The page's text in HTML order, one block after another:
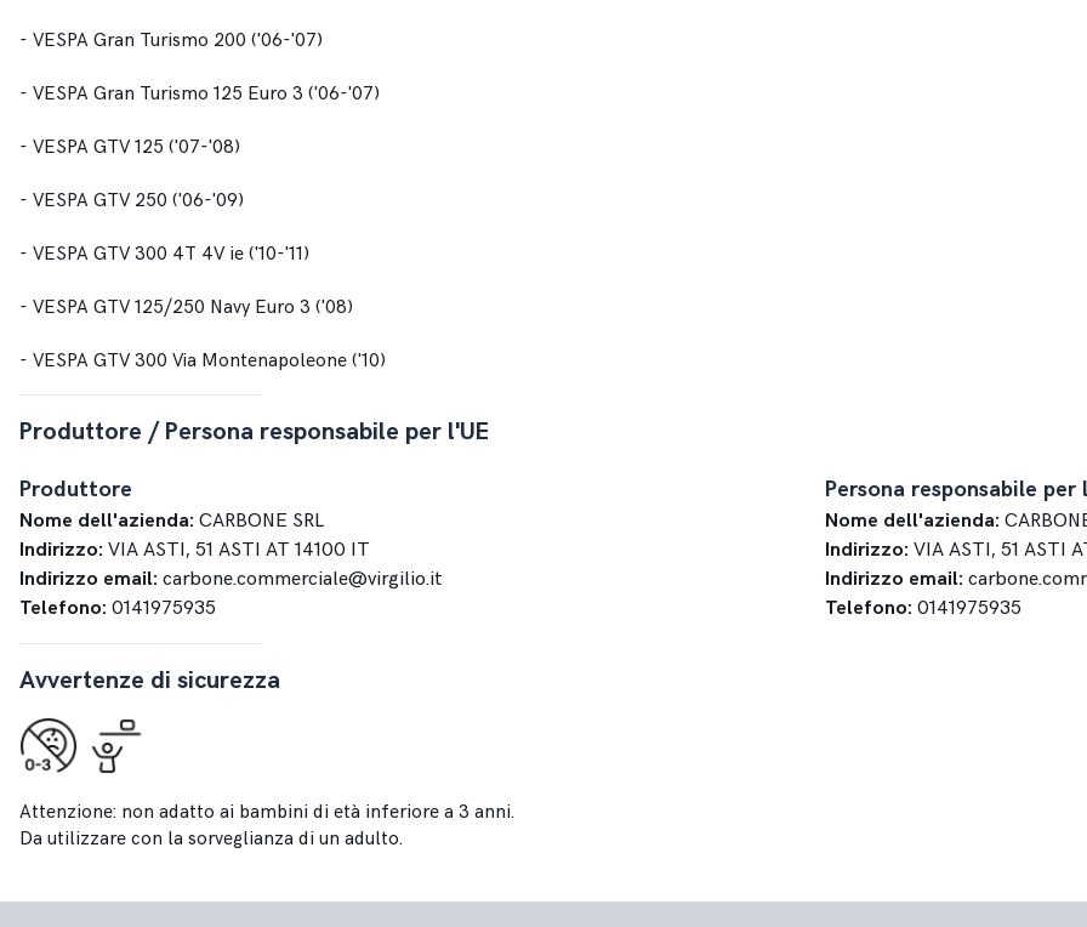
- VESPA Gran Turismo 200 ('06-'07)
- VESPA Gran Turismo 125 Euro 3 ('06-'07)
- VESPA GTV 125 ('07-'08)
- VESPA GTV 250 ('06-'09)
- VESPA GTV 300 4T 4V ie ('10-'11)
- VESPA GTV 125/250 Navy Euro 3 ('08)
- VESPA GTV 300 Via Montenapoleone ('10)
Produttore / Persona responsabile per l'UE
Produttore
Nome dell'azienda: CARBONE SRL
Indirizzo: VIA ASTI, 51 ASTI AT 14100 IT
Indirizzo email: carbone.commerciale@virgilio.it
Telefono: 0141975935
Persona responsabile per
Nome dell'azienda:
Indirizzo: VIA ASTI, 51 ASTI
Indirizzo email:
Telefono: 0141975935
Avvertenze di sicurezza
Attenzione: non adatto ai bambini di età inferiore a 3 anni.
Da utilizzare con la sorveglianza di un adulto.